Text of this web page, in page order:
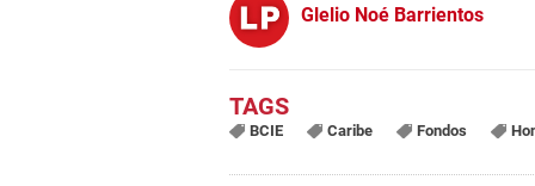
Glelio Noé Barrientos
BCIE Caribe Fondos